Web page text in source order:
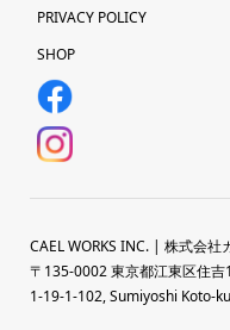
PRIVACY POLICY
SHOP
CAEL WORKS INC. | 株式会社
〒135-0002 東京都江東区住
1-19-1-102, Sumiyoshi Koto-